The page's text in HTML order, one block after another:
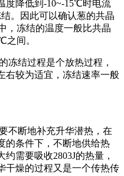
度降低到-10~-15℃时电流
。因此可以确认葱的共晶
，冻结的温度一般比共晶
之间。
结过程是个放热过程，
右较为适宜，冻结速率一般
不断地补充升华潜热，在
的条件下，不断地供给热
需要吸收2803J的热量，
干燥的过程又是一个传热传